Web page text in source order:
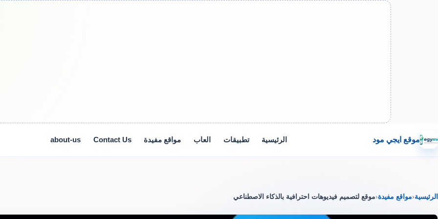
موقع ايجي مود الرئيسية تطبيقات العاب مواقع مفيدة Contact Us
about-us
الرئيسية‹مواقع مفيدة‹موقع لتصميم فيديوهات احترافية بالذكاء الاصطناعي